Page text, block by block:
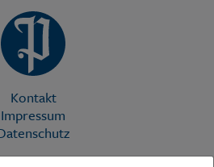
Kontakt
Impressum